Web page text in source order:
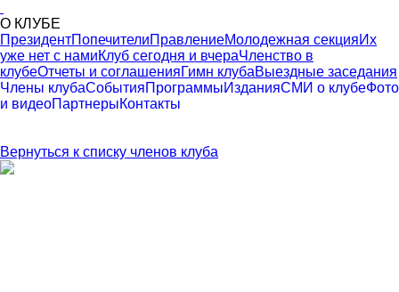
О КЛУБЕ
ПрезидентПопечителиПравлениеМолодежная секцияИх
уже нет с намиКлуб сегодня и вчераЧленство в
клубеОтчеты и соглашенияГимн клубаВыездные заседания
Члены клубаСобытияПрограммыИзданияСМИ о клубеФото
и видеоПартнерыКонтакты
Вернуться к списку членов клуба